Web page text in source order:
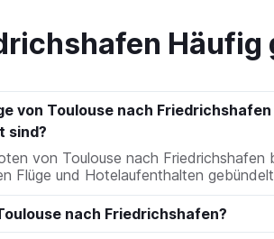
Häufig
von Toulouse nach
sind?
von Toulouse nach Friedrichshafen
Flüge und Hotelaufenthalten
nach Friedrichshafen?